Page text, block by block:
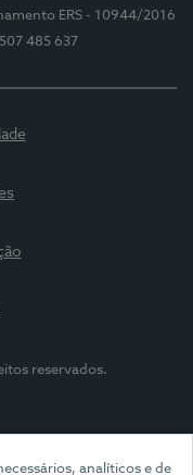
analíticos e de
ERS - 10944/2016
485 637
reservados.